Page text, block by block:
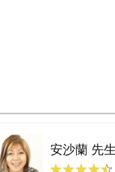
安沙蘭 先生